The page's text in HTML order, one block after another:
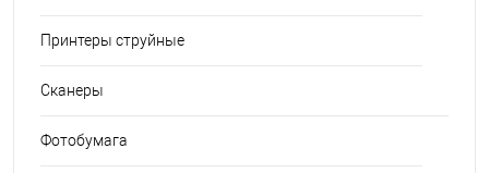
Принтеры струйные
Сканеры
Фотобумага